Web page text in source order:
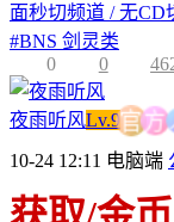
面秒切频道 / 无CD
#BNS 剑灵类
0
0
夜雨听风Lv.9官 方
10-24 12:11 电脑端